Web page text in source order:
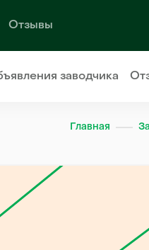
Отзывы
заводчика
Главная